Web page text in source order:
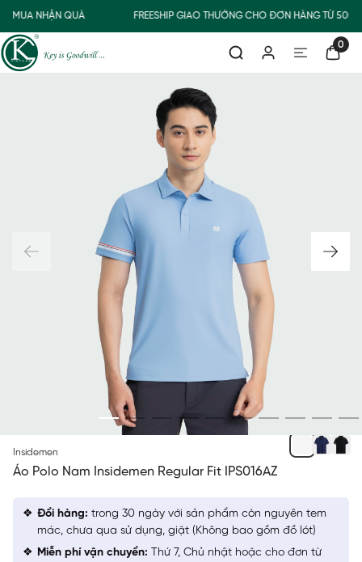
MUA NHẬN QUÀ FREESHIP GIAO THƯỜNG CHO ĐƠN HÀNG TỪ
0
Insidemen
Áo Polo Nam Insidemen Regular Fit IPS016AZ
Đổi hàng: trong 30 ngày với sản phẩm còn nguyên tem
mác, chưa qua sử dụng, giặt (Không bao gồm đồ lót)
Miễn phí vận chuyển: Thứ 7, Chủ nhật hoặc cho đơn từ